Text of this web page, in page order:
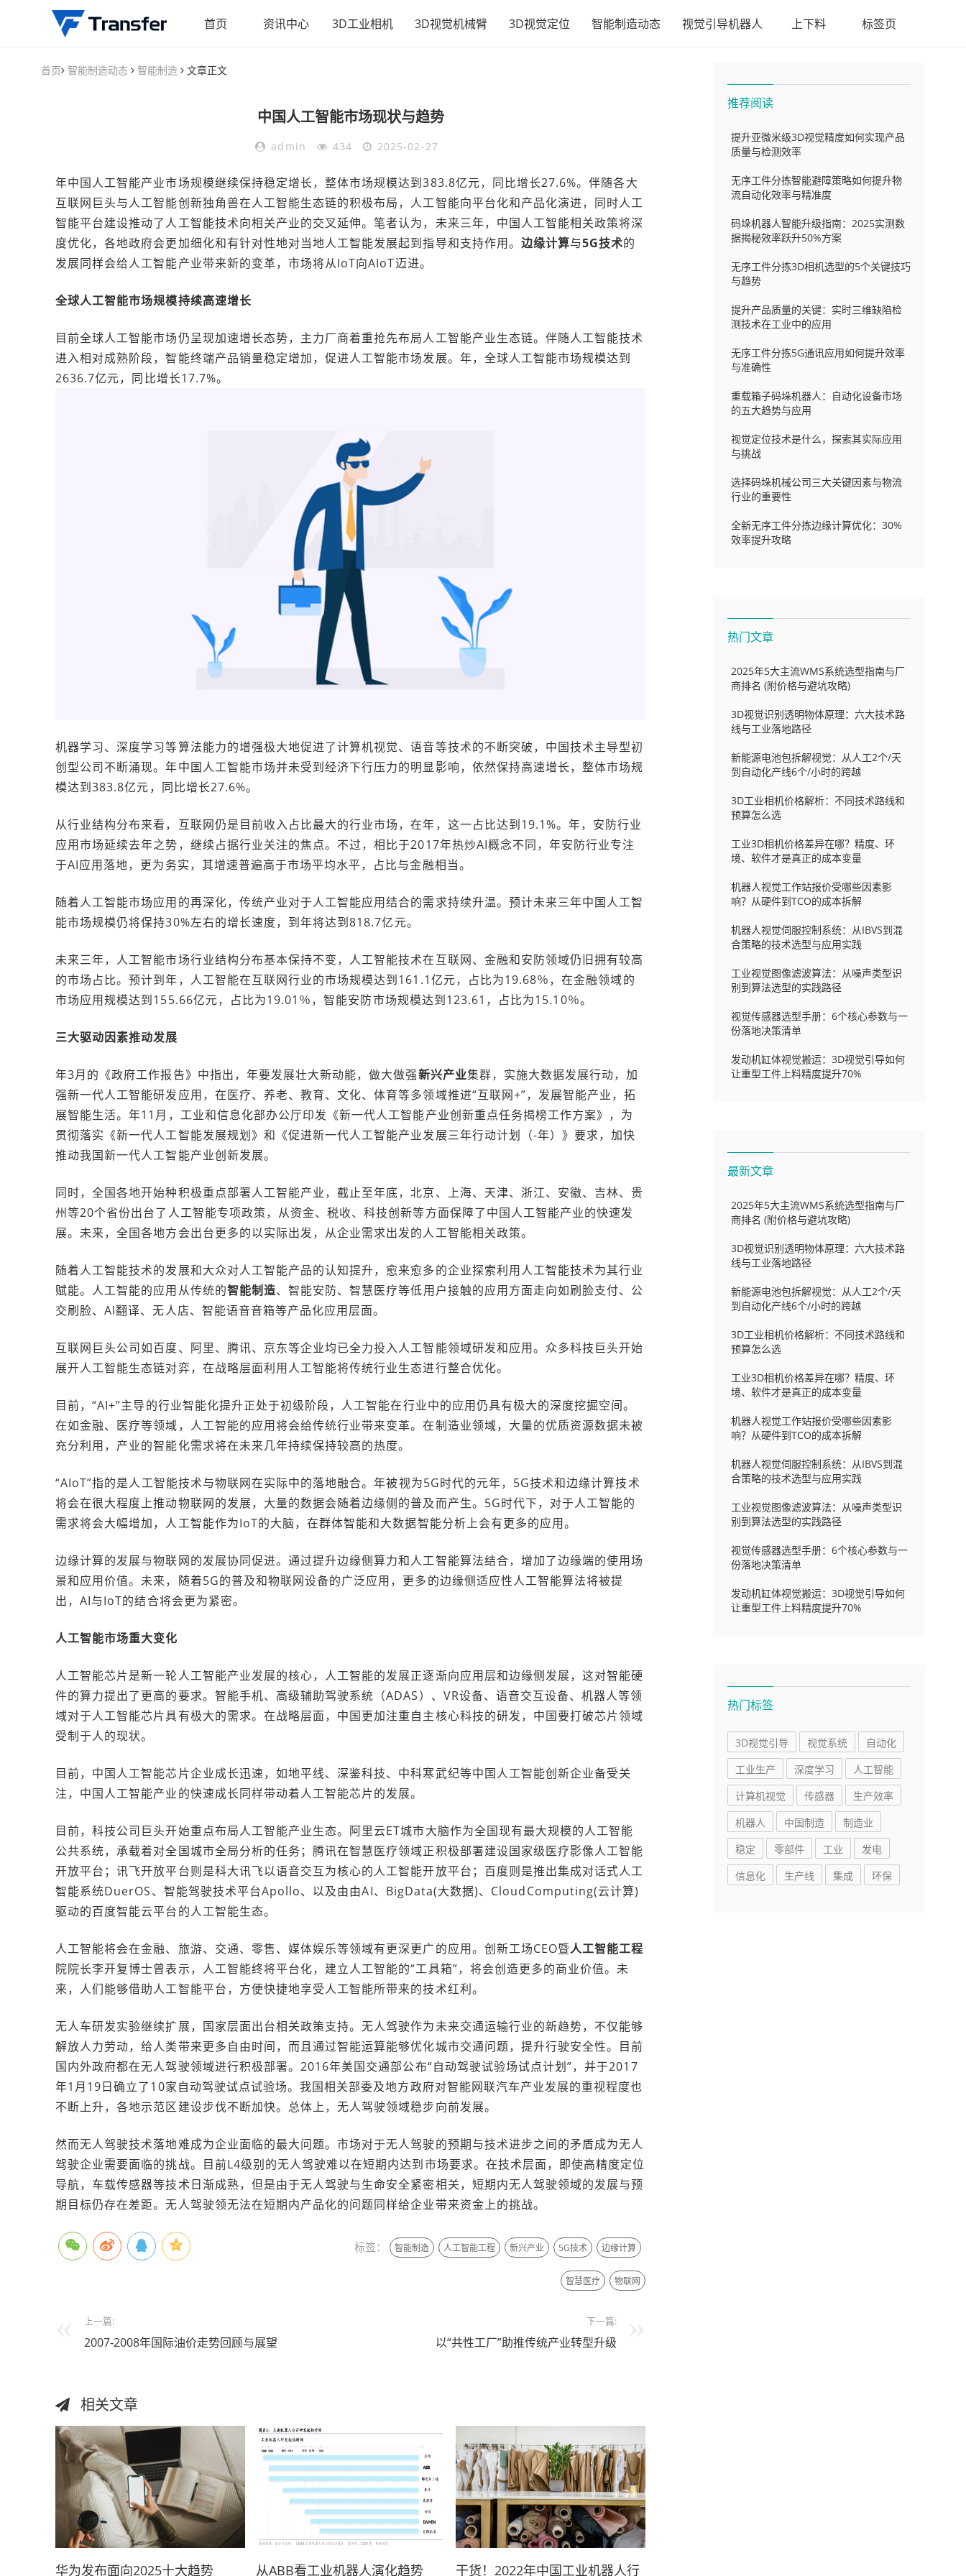
首页 资讯中心 3D工业相机 3D视觉机械臂 3D视觉定位 智能制造动态 视觉引导机器人 上下料 标签页
首页 智能制造动态 智能制造 文章正文
中国人工智能市场现状与趋势
admin 434 2025-02-27
年中国人工智能产业市场规模继续保持稳定增长，整体市场规模达到383.8亿元，同比增长27.6%。伴随各大
互联网巨头与人工智能创新独角兽在人工智能生态链的积极布局，人工智能向平台化和产品化演进，同时人工
智能平台建设推动了人工智能技术向相关产业的交叉延伸。笔者认为，未来三年，中国人工智能相关政策将深
度优化，各地政府会更加细化和有针对性地对当地人工智能发展起到指导和支持作用。 边缘计算与5G技术的
发展同样会给人工智能产业带来新的变革，市场将从IoT向AIoT迈进。
全球人工智能市场规模持续高速增长
目前全球人工智能市场仍呈现加速增长态势，主力厂商着重抢先布局人工智能产业生态链。伴随人工智能技术
进入相对成熟阶段，智能终端产品销量稳定增加，促进人工智能市场发展。年，全球人工智能市场规模达到
2636.7亿元，同比增长17.7%。
机器学习、深度学习等算法能力的增强极大地促进了计算机视觉、语音等技术的不断突破，中国技术主导型初
创型公司不断涌现。年中国人工智能市场并未受到经济下行压力的明显影响，依然保持高速增长，整体市场规
模达到383.8亿元，同比增长27.6%。
从行业结构分布来看，互联网仍是目前收入占比最大的行业市场，在年，这一占比达到19.1%。年，安防行业
应用市场延续去年之势，继续占据行业关注的焦点。不过，相比于2017年热炒AI概念不同，年安防行业专注
于AI应用落地，更为务实，其增速普遍高于市场平均水平，占比与金融相当。
随着人工智能市场应用的再深化，传统产业对于人工智能应用结合的需求持续升温。预计未来三年中国人工智
能市场规模仍将保持30%左右的增长速度，到年将达到818.7亿元。
未来三年，人工智能市场行业结构分布基本保持不变，人工智能技术在互联网、金融和安防领域仍旧拥有较高
的市场占比。预计到年，人工智能在互联网行业的市场规模达到161.1亿元，占比为19.68％，在金融领域的
市场应用规模达到155.66亿元，占比为19.01％，智能安防市场规模达到123.61，占比为15.10％。
三大驱动因素推动发展
年3月的《政府工作报告》中指出，年要发展壮大新动能，做大做强新兴产业集群，实施大数据发展行动，加
强新一代人工智能研发应用，在医疗、养老、教育、文化、体育等多领域推进“互联网+”，发展智能产业，拓
展智能生活。年11月，工业和信息化部办公厅印发《新一代人工智能产业创新重点任务揭榜工作方案》，为
贯彻落实《新一代人工智能发展规划》和《促进新一代人工智能产业发展三年行动计划（-年）》要求，加快
推动我国新一代人工智能产业创新发展。
同时，全国各地开始种积极重点部署人工智能产业，截止至年底，北京、上海、天津、浙江、安徽、吉林、贵
州等20个省份出台了人工智能专项政策，从资金、税收、科技创新等方面保障了中国人工智能产业的快速发
展。未来，全国各地方会出台更多的以实际出发，从企业需求出发的人工智能相关政策。
随着人工智能技术的发展和大众对人工智能产品的认知提升，愈来愈多的企业探索利用人工智能技术为其行业
赋能。人工智能的应用从传统的智能制造、智能安防、智慧医疗等低用户接触的应用方面走向如刷脸支付、公
交刷脸、AI翻译、无人店、智能语音音箱等产品化应用层面。
互联网巨头公司如百度、阿里、腾讯、京东等企业均已全力投入人工智能领域研发和应用。众多科技巨头开始
展开人工智能生态链对弈，在战略层面利用人工智能将传统行业生态进行整合优化。
目前，“AI+”主导的行业智能化提升正处于初级阶段，人工智能在行业中的应用仍具有极大的深度挖掘空间。
在如金融、医疗等领域，人工智能的应用将会给传统行业带来变革。在制造业领域，大量的优质资源数据未被
充分利用，产业的智能化需求将在未来几年持续保持较高的热度。
“AIoT”指的是人工智能技术与物联网在实际中的落地融合。年被视为5G时代的元年，5G技术和边缘计算技术
将会在很大程度上推动物联网的发展，大量的数据会随着边缘侧的普及而产生。5G时代下，对于人工智能的
需求将会大幅增加，人工智能作为IoT的大脑，在群体智能和大数据智能分析上会有更多的应用。
边缘计算的发展与物联网的发展协同促进。通过提升边缘侧算力和人工智能算法结合，增加了边缘端的使用场
景和应用价值。未来，随着5G的普及和物联网设备的广泛应用，更多的边缘侧适应性人工智能算法将被提
出，AI与IoT的结合将会更为紧密。
人工智能市场重大变化
人工智能芯片是新一轮人工智能产业发展的核心，人工智能的发展正逐渐向应用层和边缘侧发展，这对智能硬
件的算力提出了更高的要求。智能手机、高级辅助驾驶系统（ADAS）、VR设备、语音交互设备、机器人等领
域对于人工智能芯片具有极大的需求。在战略层面，中国更加注重自主核心科技的研发，中国要打破芯片领域
受制于人的现状。
目前，中国人工智能芯片企业成长迅速，如地平线、深鉴科技、中科寒武纪等中国人工智能创新企业备受关
注，中国人工智能产业的快速成长同样带动着人工智能芯片的发展。
目前，科技公司巨头开始重点布局人工智能产业生态。阿里云ET城市大脑作为全国现有最大规模的人工智能
公共系统，承载着对全国城市全局分析的任务；腾讯在智慧医疗领域正积极部署建设国家级医疗影像人工智能
开放平台；讯飞开放平台则是科大讯飞以语音交互为核心的人工智能开放平台；百度则是推出集成对话式人工
智能系统DuerOS、智能驾驶技术平台Apollo、以及由由AI、BigData(大数据)、CloudComputing(云计算)
驱动的百度智能云平台的人工智能生态。
人工智能将会在金融、旅游、交通、零售、媒体娱乐等领域有更深更广的应用。创新工场CEO暨人工智能工程
院院长李开复博士曾表示，人工智能终将平台化，建立人工智能的“工具箱”，将会创造更多的商业价值。未
来，人们能够借助人工智能平台，方便快捷地享受人工智能所带来的技术红利。
无人车研发实验继续扩展，国家层面出台相关政策支持。无人驾驶作为未来交通运输行业的新趋势，不仅能够
解放人力劳动，给人类带来更多自由时间，而且通过智能运算能够优化城市交通问题，提升行驶安全性。目前
国内外政府都在无人驾驶领域进行积极部署。2016年美国交通部公布“自动驾驶试验场试点计划”，并于2017
年1月19日确立了10家自动驾驶试点试验场。我国相关部委及地方政府对智能网联汽车产业发展的重视程度也
不断上升，各地示范区建设步伐不断加快。总体上，无人驾驶领域稳步向前发展。
然而无人驾驶技术落地难成为企业面临的最大问题。市场对于无人驾驶的预期与技术进步之间的矛盾成为无人
驾驶企业需要面临的挑战。目前L4级别的无人驾驶难以在短期内达到市场要求。在技术层面，即使高精度定位
导航，车载传感器等技术日渐成熟，但是由于无人驾驶与生命安全紧密相关，短期内无人驾驶领域的发展与预
期目标仍存在差距。无人驾驶领无法在短期内产品化的问题同样给企业带来资金上的挑战。
标签： 智能制造 人工智能工程 新兴产业 5G技术 边缘计算
智慧医疗 物联网
上一篇:
2007-2008年国际油价走势回顾与展望
下一篇:
以“共性工厂”助推传统产业转型升级
相关文章
华为发布面向2025十大趋势 从ABB看工业机器人演化趋势 干货！2022年中国工业机器人行
推荐阅读
提升亚微米级3D视觉精度如何实现产品
质量与检测效率
无序工件分拣智能避障策略如何提升物
流自动化效率与精准度
码垛机器人智能升级指南：2025实测数
据揭秘效率跃升50%方案
无序工件分拣3D相机选型的5个关键技巧
与趋势
提升产品质量的关键：实时三维缺陷检
测技术在工业中的应用
无序工件分拣5G通讯应用如何提升效率
与准确性
重载箱子码垛机器人：自动化设备市场
的五大趋势与应用
视觉定位技术是什么，探索其实际应用
与挑战
选择码垛机械公司三大关键因素与物流
行业的重要性
全新无序工件分拣边缘计算优化：30%
效率提升攻略
热门文章
2025年5大主流WMS系统选型指南与厂
商排名 (附价格与避坑攻略)
3D视觉识别透明物体原理：六大技术路
线与工业落地路径
新能源电池包拆解视觉：从人工2个/天
到自动化产线6个/小时的跨越
3D工业相机价格解析：不同技术路线和
预算怎么选
工业3D相机价格差异在哪？精度、环
境、软件才是真正的成本变量
机器人视觉工作站报价受哪些因素影
响？从硬件到TCO的成本拆解
机器人视觉伺服控制系统：从IBVS到混
合策略的技术选型与应用实践
工业视觉图像滤波算法：从噪声类型识
别到算法选型的实践路径
视觉传感器选型手册：6个核心参数与一
份落地决策清单
发动机缸体视觉搬运：3D视觉引导如何
让重型工件上料精度提升70%
最新文章
2025年5大主流WMS系统选型指南与厂
商排名 (附价格与避坑攻略)
3D视觉识别透明物体原理：六大技术路
线与工业落地路径
新能源电池包拆解视觉：从人工2个/天
到自动化产线6个/小时的跨越
3D工业相机价格解析：不同技术路线和
预算怎么选
工业3D相机价格差异在哪？精度、环
境、软件才是真正的成本变量
机器人视觉工作站报价受哪些因素影
响？从硬件到TCO的成本拆解
机器人视觉伺服控制系统：从IBVS到混
合策略的技术选型与应用实践
工业视觉图像滤波算法：从噪声类型识
别到算法选型的实践路径
视觉传感器选型手册：6个核心参数与一
份落地决策清单
发动机缸体视觉搬运：3D视觉引导如何
让重型工件上料精度提升70%
热门标签
3D视觉引导 视觉系统
自动化
工业生产
深度学习
人工智能
计算机视觉
传感器
生产效率
机器人
中国制造
制造业
稳定
零部件 工业
发电
信息化
生产线 集成 环保